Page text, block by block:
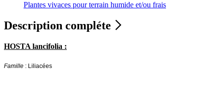
Plantes vivaces pour terrain humide et/ou frais
Description compléte
HOSTA lancifolia :
Famille : Liliacées